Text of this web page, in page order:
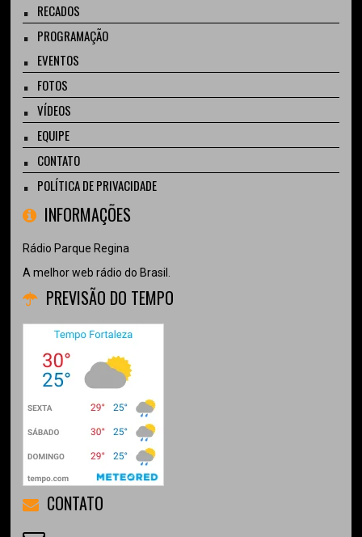
RECADOS
PROGRAMAÇÃO
EVENTOS
FOTOS
VÍDEOS
EQUIPE
CONTATO
POLÍTICA DE PRIVACIDADE
INFORMAÇÕES
Rádio Parque Regina
A melhor web rádio do Brasil.
PREVISÃO DO TEMPO
CONTATO